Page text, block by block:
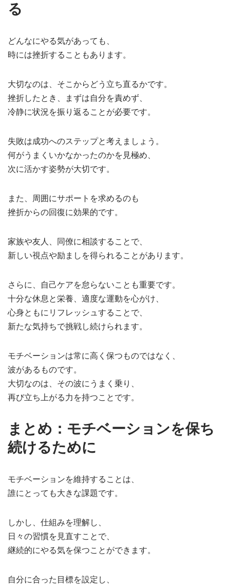
る
どんなにやる気があっても、
時には挫折することもあります。
大切なのは、そこからどう立ち直るかです。
挫折したとき、まずは自分を責めず、
冷静に状況を振り返ることが必要です。
失敗は成功へのステップと考えましょう。
何がうまくいかなかったのかを見極め、
次に活かす姿勢が大切です。
また、周囲にサポートを求めるのも
挫折からの回復に効果的です。
家族や友人、同僚に相談することで、
新しい視点や励ましを得られることがあります。
さらに、自己ケアを怠らないことも重要です。
十分な休息と栄養、適度な運動を心がけ、
心身ともにリフレッシュすることで、
新たな気持ちで挑戦し続けられます。
モチベーションは常に高く保つものではなく、
波があるものです。
大切なのは、その波にうまく乗り、
再び立ち上がる力を持つことです。
まとめ：モチベーションを保ち
続けるために
モチベーションを維持することは、
誰にとっても大きな課題です。
しかし、仕組みを理解し、
日々の習慣を見直すことで、
継続的にやる気を保つことができます。
自分に合った目標を設定し、